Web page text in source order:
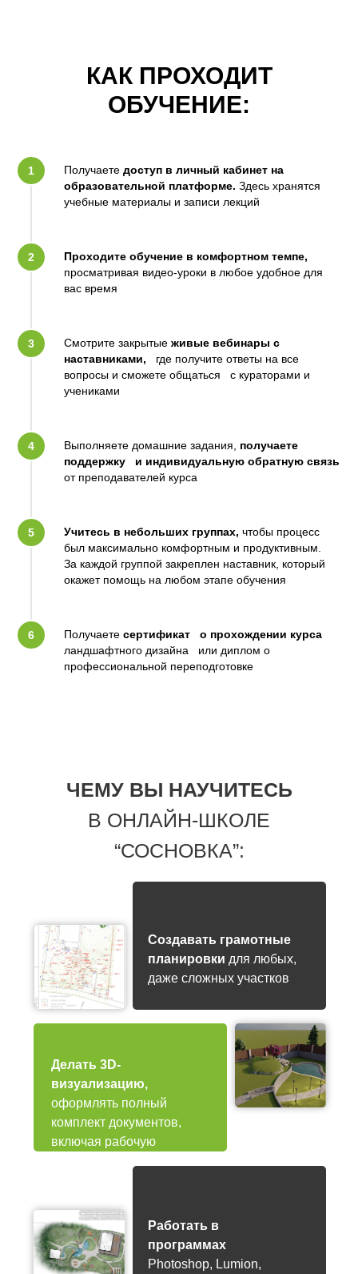
КАК ПРОХОДИТ
ОБУЧЕНИЕ:
Получаете доступ в личный кабинет на
образовательной платформе. Здесь хранятся
учебные материалы и записи лекций
Проходите обучение в комфортном темпе,
просматривая видео-уроки в любое удобное для
вас время
Смотрите закрытые живые вебинары с
наставниками, где получите ответы на все
вопросы и сможете общаться с кураторами и
учениками
Выполняете домашние задания, получаете
поддержку и индивидуальную обратную связь
от преподавателей курса
Учитесь в небольших группах, чтобы процесс
был максимально комфортным и продуктивным.
За каждой группой закреплен наставник, который
окажет помощь на любом этапе обучения
Получаете сертификат о прохождении курса
ландшафтного дизайна или диплом о
профессиональной переподготовке
Создавать грамотные
планировки для любых,
даже сложных участков
Работать в
программах
Photoshop, Lumion,
ЧЕМУ ВЫ НАУЧИТЕСЬ
В ОНЛАЙН-ШКОЛЕ
“СОСНОВКА”:
Делать 3D-
визуализацию,
оформлять полный
комплект документов,
включая рабочую